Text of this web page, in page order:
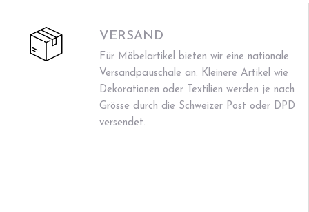
VERSAND
Für Möbelartikel bieten wir eine nationale
Versandpauschale an. Kleinere Artikel wie
Dekorationen oder Textilien werden je nach
Grösse durch die Schweizer Post oder DPD
versendet.